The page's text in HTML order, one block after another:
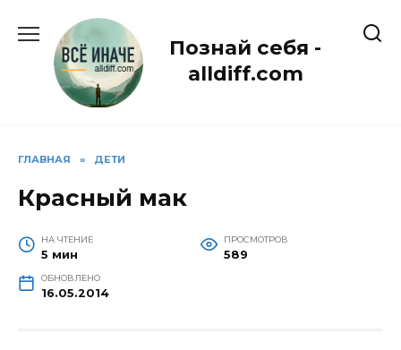
содержанию
Познай себя -
alldiff.com
ГЛАВНАЯ » ДЕТИ
Красный мак
НА ЧТЕНИЕ
5 мин
ПРОСМОТРОВ
589
ОБНОВЛЕНО
16.05.2014